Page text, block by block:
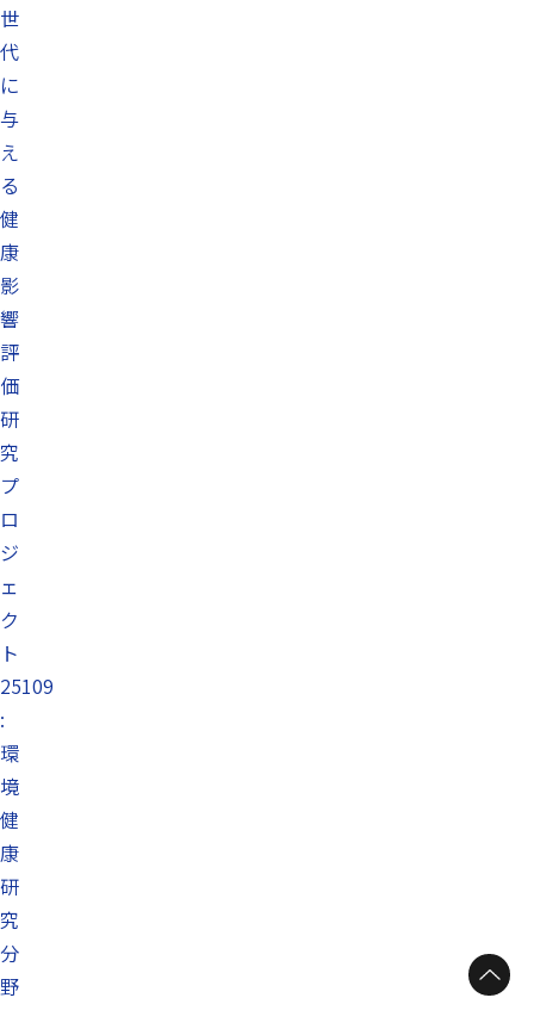
世
代
に
与
え
る
健
康
影
響
評
価
研
究
プ
ロ
ジ
ェ
ク
ト
25109
:
環
境
健
康
研
究
分
野